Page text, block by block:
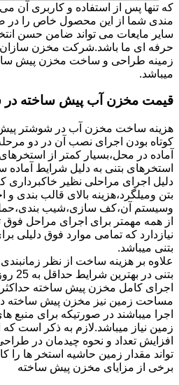
که تنها پس از استفاده و کاربری آن
مندی شما از این محصول خاص را در
سایر مایعات می تواند ضامن حسن
حرفه ای ما باشد.شرکت مخزن سازان
زمینه طراحی و ساخت مخزن پیش
میباشد.
قیمت مخزن آب پیش ساخته در
هزینه ساخت مخزن آب در شوشتر
کوتاه بودن اجرای نصب آن در دو
آماده در محل،بسیار کمتر از
استخرهای بتنی به دلیل شرایط آماده
دلیل اجرای مراحلی نظیر
بتن ومیلگرد،هزینه بالای قالب بندی و
وسیستم آن،کف سازی،شیب
از همه مهمتر برای اجرای مراحل فوق
نیازدارد که تمامی موارد فوق دلیلی
بتنی میباشد.
علاوه بر هزینه ساخت از نظر
بتنی
مساحت زمین نیز مخزن پیش ساخته
اجرا میباشند در صورتیکه برای منبع
زمین نیاز میباشد.لازم به ذکر است
افزایش تعداد و نحوه چیدمان در
تواند مقدار زمین حاشیه استخر ها را
برخی از مزایای مخزن پیش ساخته